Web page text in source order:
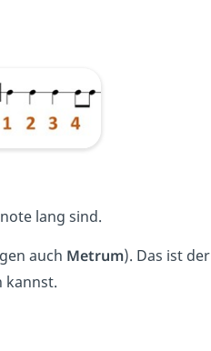
lang sind.
auch Metrum). Das ist der
kannst.